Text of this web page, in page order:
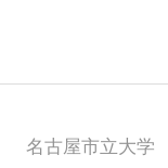
名古屋市立大学